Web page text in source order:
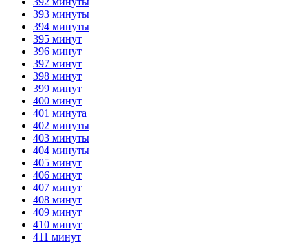
393 минуты
394 минуты
395 минут
396 минут
397 минут
398 минут
399 минут
400 минут
401 минута
402 минуты
403 минуты
404 минуты
405 минут
406 минут
407 минут
408 минут
409 минут
410 минут
411 минут